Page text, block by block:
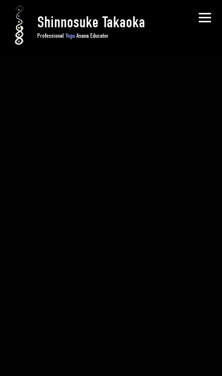
Shinnosuke Takaoka
Professional Yoga Asana Educator